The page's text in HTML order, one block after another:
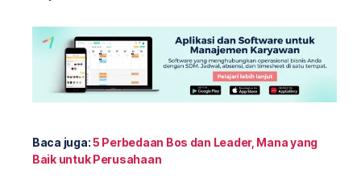
Baca juga:5 Perbedaan Bos dan Leader, Mana yang
Baik untuk Perusahaan